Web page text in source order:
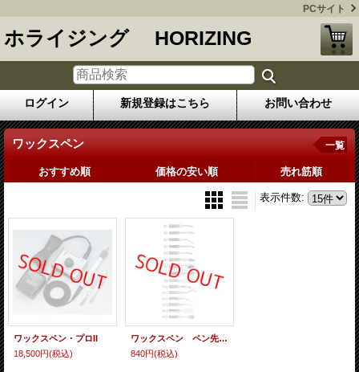
PCサイト
ホライジング HORIZING
ログイン 新規登録はこちら お問い合わせ
ワックスペン 一覧
おすすめ順 価格の安い順 売れ筋順
表示件数:
ワックスペン・プロII
18,500円(税込)
ワックスペン ペン先 （#1〜#15）
840円(税込)